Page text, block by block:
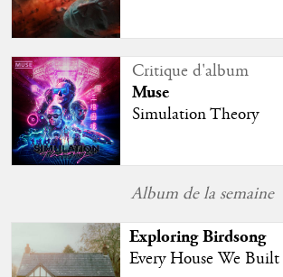
Critique d'album
Muse
Simulation Theory
Album de la semaine
Exploring Birdsong
Every House We Built